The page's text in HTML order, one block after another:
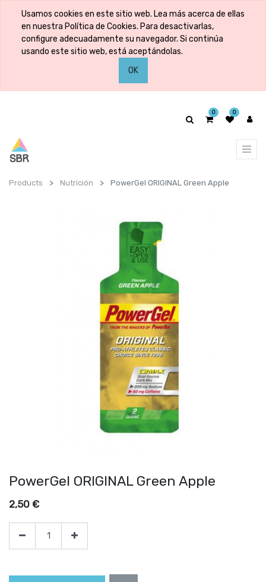
Usamos cookies en este sitio web. Lea más acerca de ellas
en nuestra Política de Cookies. Para desactivarlas,
configure adecuadamente su navegador. Si continúa
usando este sitio web, está aceptándolas.
OK
0 0
Products Nutrición PowerGel ORIGINAL Green Apple
PowerGel ORIGINAL Green Apple
2,50 €